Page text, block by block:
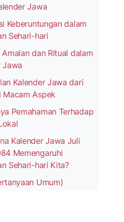
Jawa
Keberuntungan dalam
Sehari-hari
Amalan dan Ritual dalam
Jawa
Kalender Jawa dari
Macam Aspek
Pemahaman Terhadap
Kalender Jawa Juli
Memengaruhi
Sehari-hari Kita?
Umum)